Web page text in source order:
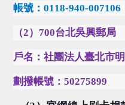
帳號：0118-940-007106
（2） 700台北吳興郵局
戶名：社團法人臺北市
劃撥帳號：50275899